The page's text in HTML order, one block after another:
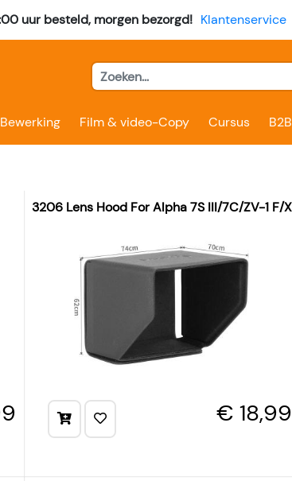
uur besteld, morgen bezorgd! Klantenservice
Film & video-Copy Cursus
3206 Lens Hood For Alpha 7S III/7C/ZV-1 F/
€ 18,99